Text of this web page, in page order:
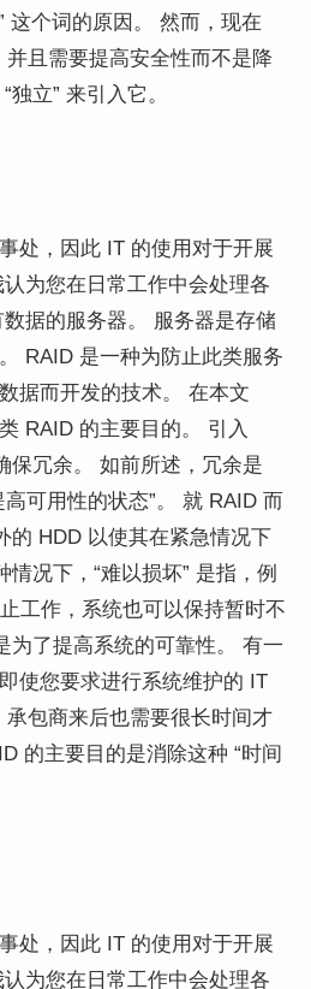
这个词的原因。 然而，现在
并且需要提高安全性而不是降
立” 来引入它。
处，因此 IT 的使用对于开展
为您在日常工作中会处理各
据的服务器。 服务器是存储
RAID 是一种为防止此类服务
据而开发的技术。 在本文
RAID 的主要目的。 引入
保冗余。 如前所述，冗余是
可用性的状态”。 就 RAID 而
的 HDD 以使其在紧急情况下
况下，“难以损坏” 是指，例
工作，系统也可以保持暂时不
为了提高系统的可靠性。 有一
使您要求进行系统维护的 IT
包商来后也需要很长时间才
的主要目的是消除这种 “时间
处，因此 IT 的使用对于开展
为您在日常工作中会处理各